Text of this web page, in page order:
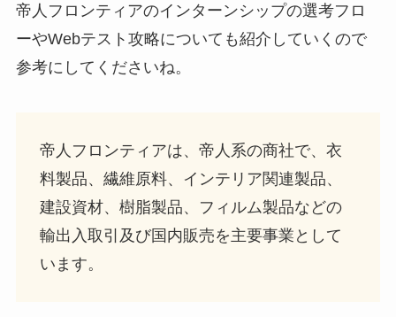
帝人フロンティアのインターンシップの選考フロ
ーやWebテスト攻略についても紹介していくので
参考にしてくださいね。
帝人フロンティアは、帝人系の商社で、衣
料製品、繊維原料、インテリア関連製品、
建設資材、樹脂製品、フィルム製品などの
輸出入取引及び国内販売を主要事業として
います。